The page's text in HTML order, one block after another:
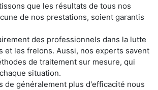
que les résultats de tous nos
de nos prestations, soient garantis
des professionnels dans la lutte
et les frelons. Aussi, nos experts savent
de traitement sur mesure, qui
situation.
de généralement plus d'efficacité nous